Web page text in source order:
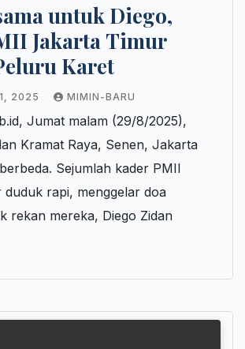
untuk Diego,
Jakarta Timur
Karet
2025 MIMIN-BARU
Jumat malam (29/8/2025),
Kramat Raya, Senen, Jakarta
Sejumlah kader PMII
rapi, menggelar doa
rekan mereka, Diego Zidan